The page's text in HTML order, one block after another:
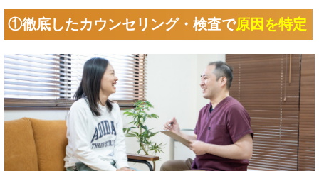
①徹底したカウンセリング・検査で原因を特定